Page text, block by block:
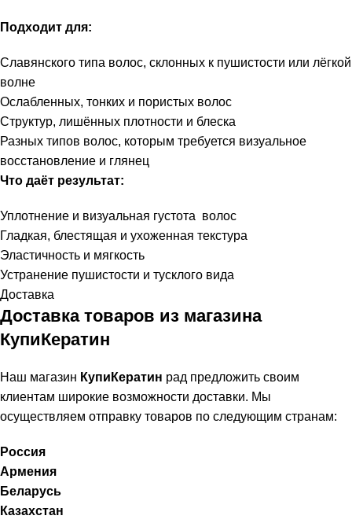
Подходит для:
Славянского типа волос, склонных к пушистости или лёгкой
волне
Ослабленных, тонких и пористых волос
Структур, лишённых плотности и блеска
Разных типов волос, которым требуется визуальное
восстановление и глянец
Что даёт результат:
Уплотнение и визуальная густота волос
Гладкая, блестящая и ухоженная текстура
Эластичность и мягкость
Устранение пушистости и тусклого вида
Доставка
Доставка товаров из магазина
КупиКератин
Наш магазин КупиКератин рад предложить своим
клиентам широкие возможности доставки. Мы
осуществляем отправку товаров по следующим странам:
Россия
Армения
Беларусь
Казахстан